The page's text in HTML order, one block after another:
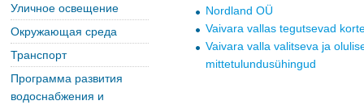
Уличное освещение
Окружающая среда
Транспорт
Программа развития
водоснабжения и
Nordland OÜ
Vaivara vallas tegutsevad
Vaivara valla valitseva ja
mittetulundusühingud